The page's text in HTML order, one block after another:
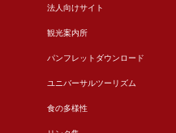
法人向けサイト
観光案内所
パンフレットダウンロード
ユニバーサルツーリズム
食の多様性